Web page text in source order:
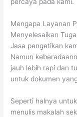
Mengapa Layanan
Menyelesaikan
Jasa pengetikan
Namun
jauh lebih rapi dan
untuk dokumen
Seperti halnya
menulis makalah